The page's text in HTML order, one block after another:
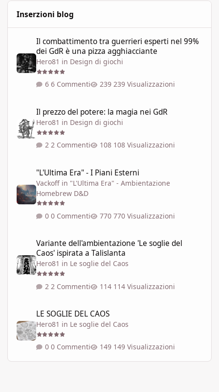
Inserzioni blog
Il combattimento tra guerrieri esperti nel 99%
dei GdR è una pizza agghiacciante
Hero81 in Design di giochi
6 Commenti 239 Visualizzazioni
Il prezzo del potere: la magia nei GdR
Hero81 in Design di giochi
2 Commenti 108 Visualizzazioni
"L'Ultima Era" - I Piani Esterni
Vackoff in "L'Ultima Era" - Ambientazione
Homebrew D&D
0 Commenti 770 Visualizzazioni
Variante dell'ambientazione 'Le soglie del
Caos' ispirata a Talislanta
Hero81 in Le soglie del Caos
2 Commenti 114 Visualizzazioni
LE SOGLIE DEL CAOS
Hero81 in Le soglie del Caos
0 Commenti 149 Visualizzazioni